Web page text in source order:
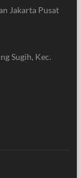
Jakarta Pusat
Sugih, Kec.